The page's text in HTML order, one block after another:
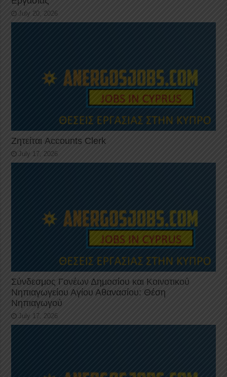
July 20, 2026
Ζητείται Accounts Clerk
July 17, 2026
Σύνδεσμος Γονέων Δημοσίου και Κοινοτικού
Νηπιαγωγείου Αγίου Αθανασίου: Θέση
Νηπιαγωγού
July 17, 2026